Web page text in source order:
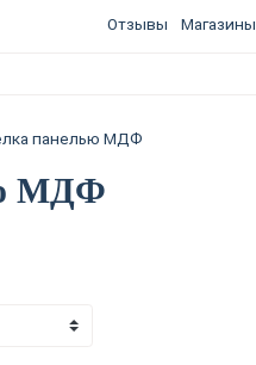
Отзывы Магазины
панелью МДФ
МДФ